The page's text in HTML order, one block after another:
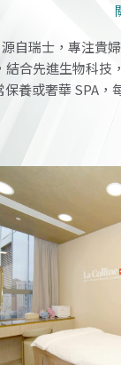
自瑞士，專注貴
結合先進生物科技
保養或奢華 SPA，